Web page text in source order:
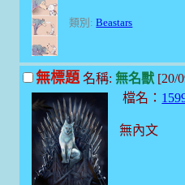
類別:Beastars
無標題 名稱: 無名獸 [20/
檔名：
無內文